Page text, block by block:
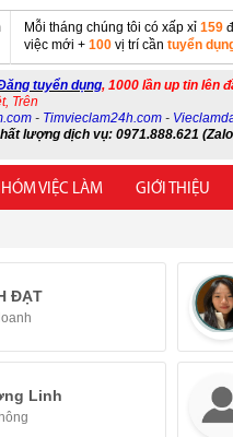
Mỗi tháng chúng tôi có xấp xỉ 159
việc mới + 100 vị trí cần tuyển
tuyển dụng, 1000 lần up tin lên
Trên
- Timvieclam24h.com -
lượng dịch vụ: 0971.888.621
VIỆC LÀM GIỚI THIỆU
ĐẠT
Linh